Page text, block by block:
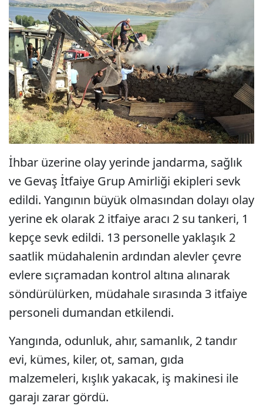
İhbar üzerine olay yerinde jandarma, sağlık
ve Gevaş İtfaiye Grup Amirliği ekipleri sevk
edildi. Yangının büyük olmasından dolayı olay
yerine ek olarak 2 itfaiye aracı 2 su tankeri, 1
kepçe sevk edildi. 13 personelle yaklaşık 2
saatlik müdahalenin ardından alevler çevre
evlere sıçramadan kontrol altına alınarak
söndürülürken, müdahale sırasında 3 itfaiye
personeli dumandan etkilendi.
Yangında, odunluk, ahır, samanlık, 2 tandır
evi, kümes, kiler, ot, saman, gıda
malzemeleri, kışlık yakacak, iş makinesi ile
garajı zarar gördü.